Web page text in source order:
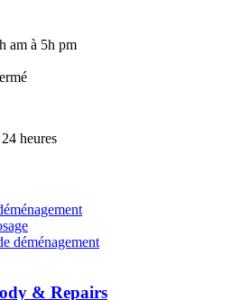
am à 5h pm
heures
déménagement
& Repairs